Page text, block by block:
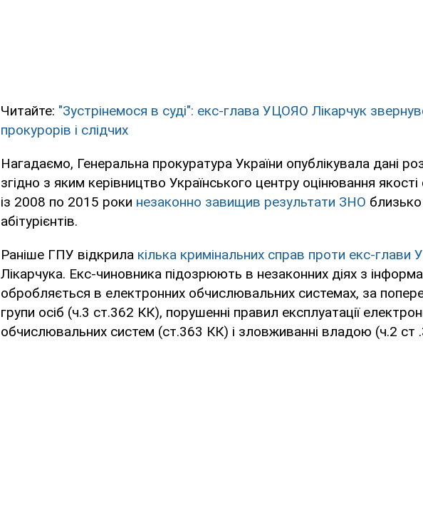
Читайте: "Зустрінемося в суді": екс-глава УЦОЯО Лікарчук
прокурорів і слідчих
Нагадаємо, Генеральна прокуратура України опублікувала дані
згідно з яким керівництво Українського центру оцінювання якості
із 2008 по 2015 роки незаконно завищив результати ЗНО
абітурієнтів.
Раніше ГПУ відкрила кілька кримінальних справ проти екс-глави
Лікарчука. Екс-чиновника підозрюють в незаконних діях з
обробляється в електронних обчислювальних системах, за
групи осіб (ч.3 ст.362 КК), порушенні правил експлуатації
обчислювальних систем (ст.363 КК) і зловживанні владою (ч.2 ст